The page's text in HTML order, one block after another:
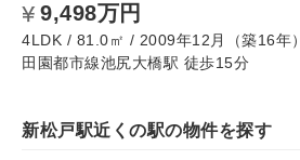
9,498万円
4LDK / 81.0㎡ / 2009年12月（築16年）
田園都市線池尻大橋駅 徒歩15分
新松戸駅近くの駅の物件を探す